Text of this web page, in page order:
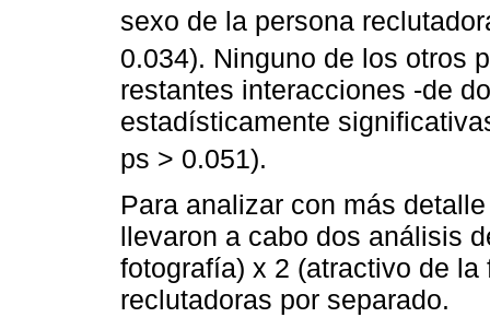
sexo de la persona
0.034). Ninguno de los otros
restantes interacciones -de
estadísticamente
ps > 0.051).
Para analizar con más
llevaron a cabo dos análisis
fotografía) x 2 (atractivo de
reclutadoras por separado.